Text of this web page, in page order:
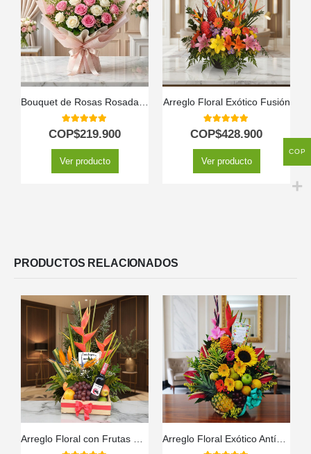
Bouquet de Rosas Rosadas y Blancas LARAINA | Arreglo Primaveral 🕊️
5.00out of 5
COP$219.900
Ver producto
Arreglo Floral Exótico Fusión
5.00out of 5
COP$428.900
Ver producto
PRODUCTOS RELACIONADOS
COP